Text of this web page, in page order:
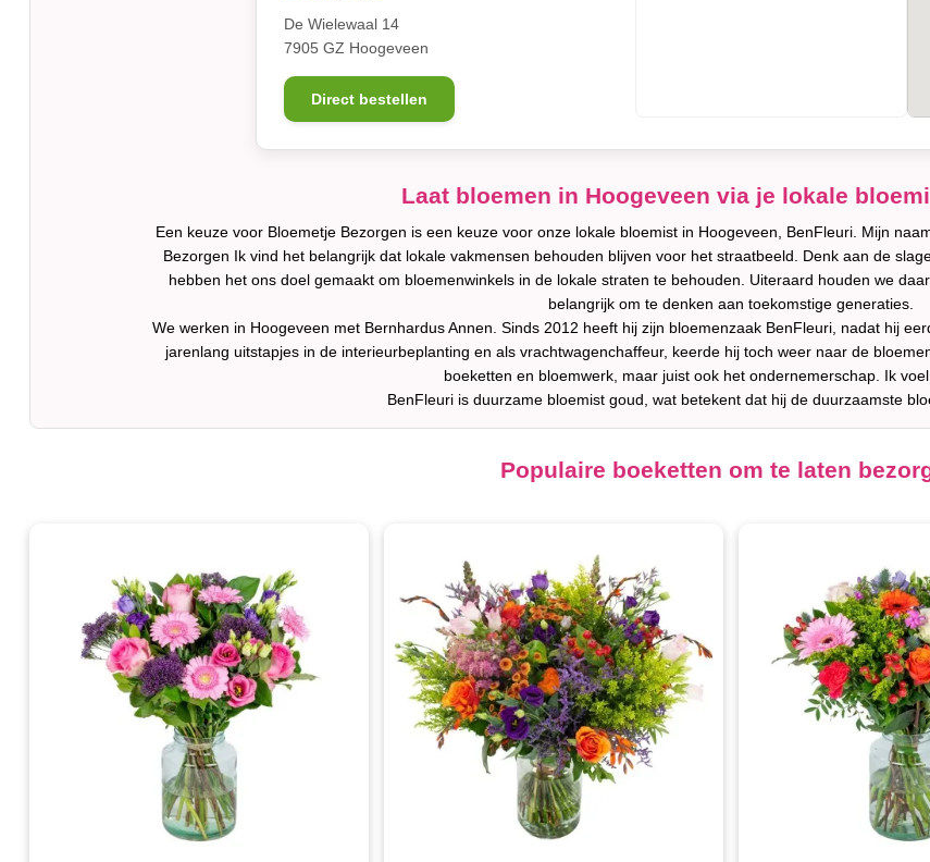
De Wielewaal 14
7905 GZ Hoogeveen
Direct bestellen
Laat bloemen in Hoogeveen via je lokale
Een keuze voor Bloemetje Bezorgen is een keuze voor onze lokale bloemist in Hoogeveen, BenFleuri. Mijn
Bezorgen Ik vind het belangrijk dat lokale vakmensen behouden blijven voor het straatbeeld. Denk aan de
hebben het ons doel gemaakt om bloemenwinkels in de lokale straten te behouden. Uiteraard houden we
belangrijk om te denken aan toekomstige generaties.
We werken in Hoogeveen met Bernhardus Annen. Sinds 2012 heeft hij zijn bloemenzaak BenFleuri, nadat hij
jarenlang uitstapjes in de interieurbeplanting en als vrachtwagenchaffeur, keerde hij toch weer naar de
boeketten en bloemwerk, maar juist ook het ondernemerschap. Ik
BenFleuri is duurzame bloemist goud, wat betekent dat hij de duurzaamste
Populaire boeketten om te laten